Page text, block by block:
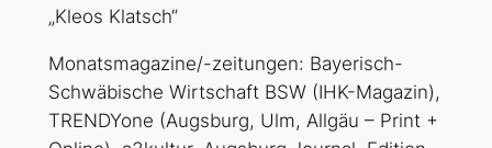
„Kleos Klatsch“
Monatsmagazine/-zeitungen: Bayerisch-
Schwäbische Wirtschaft BSW (IHK-Magazin),
TRENDYone (Augsburg, Ulm, Allgäu – Print +